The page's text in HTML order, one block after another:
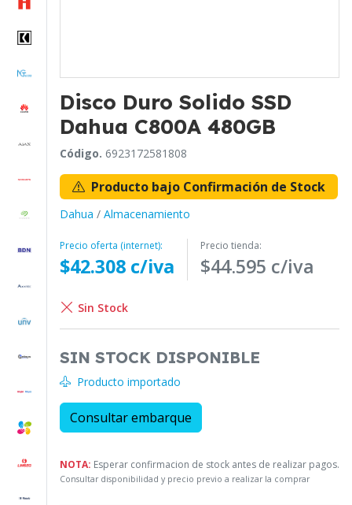
Disco Duro Solido SSD
Dahua C800A 480GB
Código. 6923172581808
Producto bajo Confirmación de Stock
Dahua / Almacenamiento
Precio oferta (internet):
$42.308 c/iva
Precio tienda:
$44.595 c/iva
Sin Stock
SIN STOCK DISPONIBLE
Producto importado
Consultar embarque
NOTA: Esperar confirmacion de stock antes de realizar pagos.
Consultar disponibilidad y precio previo a realizar la comprar